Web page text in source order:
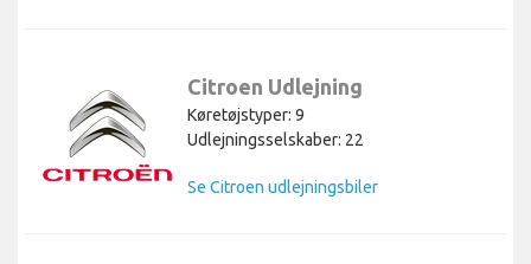
Citroen Udlejning
Køretøjstyper: 9
Udlejningsselskaber: 22
Se Citroen udlejningsbiler